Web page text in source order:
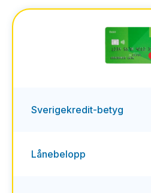
Sverigekredit-betyg
Lånebelopp